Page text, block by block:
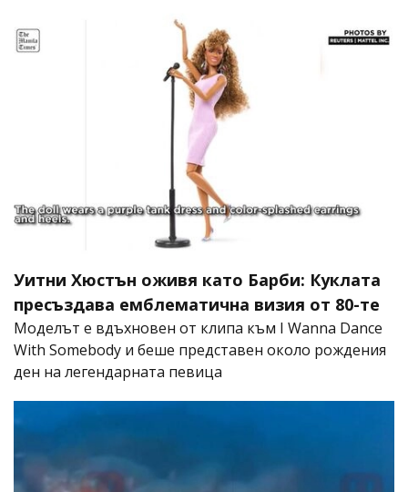
Уитни Хюстън оживя като Барби: Куклата
пресъздава емблематична визия от 80-те
Моделът е вдъхновен от клипа към I Wanna Dance
With Somebody и беше представен около рождения
ден на легендарната певица